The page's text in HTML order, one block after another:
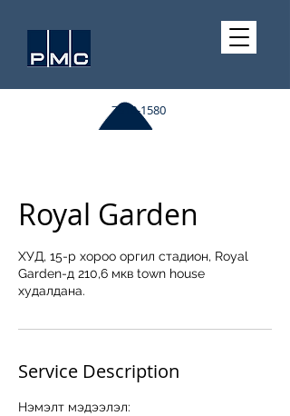
7510-1580
Royal Garden
ХУД, 15-р хороо оргил стадион, Royal
Garden-д 210,6 мкв town house
худалдана.
Service Description
Нэмэлт мэдээлэл: